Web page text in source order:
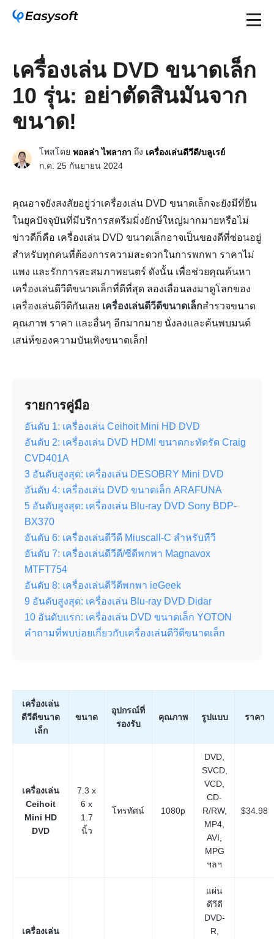
เครื่องเล่น DVD ขนาดเล็ก
10 รุ่น: อย่าตัดสินมันจาก
ขนาด!
โพสโดย พอลล่า ไพลากา ถึง เครื่องเล่นดีวีดี/บลูเรย์
ก.ค. 25 กันยายน 2024
คุณอาจยังสงสัยอยู่ว่าเครื่องเล่น DVD ขนาดเล็กจะยังมีที่ยืน
ในยุคปัจจุบันที่มีบริการสตรีมมิ่งยักษ์ใหญ่มากมายหรือไม่
ข่าวดีก็คือ เครื่องเล่น DVD ขนาดเล็กอาจเป็นของดีที่ซ่อนอยู่
สำหรับทุกคนที่ต้องการความสะดวกในการพกพา ราคาไม่
แพง และรักการสะสมภาพยนตร์ ดังนั้น เพื่อช่วยคุณค้นหา
เครื่องเล่นดีวีดีขนาดเล็กที่ดีที่สุด ลองเลื่อนลงมาดูโลกของ
เครื่องเล่นดีวีดีกันเลย เครื่องเล่นดีวีดีขนาดเล็กสำรวจขนาด
คุณภาพ ราคา และอื่นๆ อีกมากมาย นั่งลงและค้นพบมนต์
เสน่ห์ของความบันเทิงขนาดเล็ก!
รายการคู่มือ
อันดับ 1: เครื่องเล่น Ceihoit Mini HD DVD
อันดับ 2: เครื่องเล่น DVD HDMI ขนาดกะทัดรัด Craig
CVD401A
3 อันดับสูงสุด: เครื่องเล่น DESOBRY Mini DVD
อันดับ 4: เครื่องเล่น DVD ขนาดเล็ก ARAFUNA
5 อันดับสูงสุด: เครื่องเล่น Blu-ray DVD Sony BDP-
BX370
อันดับ 6: เครื่องเล่นดีวีดี Miuscall-C สำหรับทีวี
อันดับ 7: เครื่องเล่นดีวีดี/ซีดีพกพา Magnavox
MTFT754
อันดับ 8: เครื่องเล่นดีวีดีพกพา ieGeek
9 อันดับสูงสุด: เครื่องเล่น Blu-ray DVD Didar
10 อันดับแรก: เครื่องเล่น DVD ขนาดเล็ก YOTON
คำถามที่พบบ่อยเกี่ยวกับเครื่องเล่นดีวีดีขนาดเล็ก
เครื่องเล่น
ดีวีดีขนาด
เล็ก
ขนาด
อุปกรณ์ที่
รองรับ
คุณภาพ รูปแบบ ราคา
เครื่องเล่น
Ceihoit
Mini HD
DVD
7.3 x
6 x
1.7
นิ้ว
โทรทัศน์ 1080p
DVD,
SVCD,
VCD,
CD-
R/RW,
MP4,
AVI,
MPG
ฯลฯ
$34.98
เครื่องเล่น
แผ่น
ดีวีดี
DVD-
R,